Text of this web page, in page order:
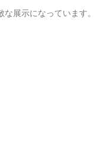
展示になっています。